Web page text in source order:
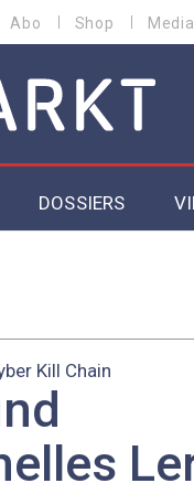
Abo Shop
DOSSIERS
Security
EU-DSGVO
Kill Chain